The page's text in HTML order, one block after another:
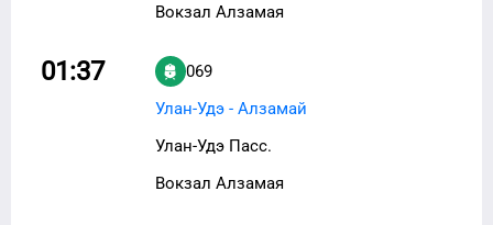
Вокзал Алзамая
01:37
069
Улан-Удэ - Алзамай
Улан-Удэ Пасс.
Вокзал Алзамая